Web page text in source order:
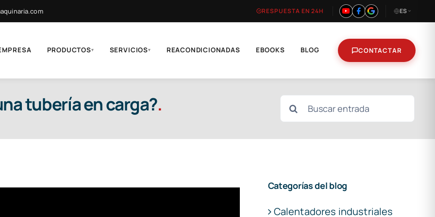
RESPUESTA EN 24H ES
PRODUCTOS▾ SERVICIOS▾ REACONDICIONADAS EBOOKS BLOG CONTACTAR
tubería en carga?. Buscar:
Categorías del blog
Calentadores industriales